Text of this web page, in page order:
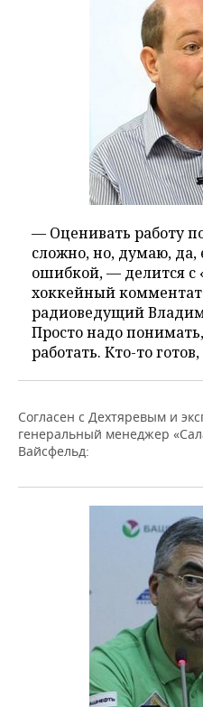
— Оценивать работу
сложно, но, думаю, да,
ошибкой, — делится с
хоккейный
радиоведущий
Просто надо
работать. Кто-то
Согласен с Дехтяревым и
генеральный менеджер
Вайсфельд: